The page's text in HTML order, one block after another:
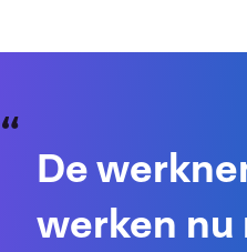
De
werken nu